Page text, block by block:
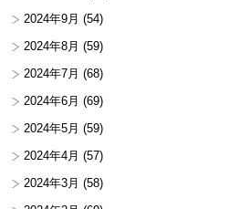
2024年9月 (54)
2024年8月 (59)
2024年7月 (68)
2024年6月 (69)
2024年5月 (59)
2024年4月 (57)
2024年3月 (58)